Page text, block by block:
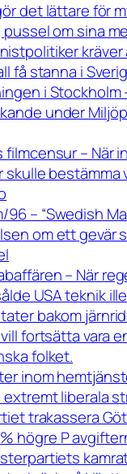
det lättare för
om sina
få stanna i
i
under
filmcensur – När
skulle bestämma
96 – “Swedish
om ett gevär
– När
USA teknik
bakom
fortsätta vara
folket.
inom
liberala
trakassera
högre P